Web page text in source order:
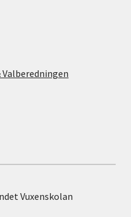
Vuxenskolan